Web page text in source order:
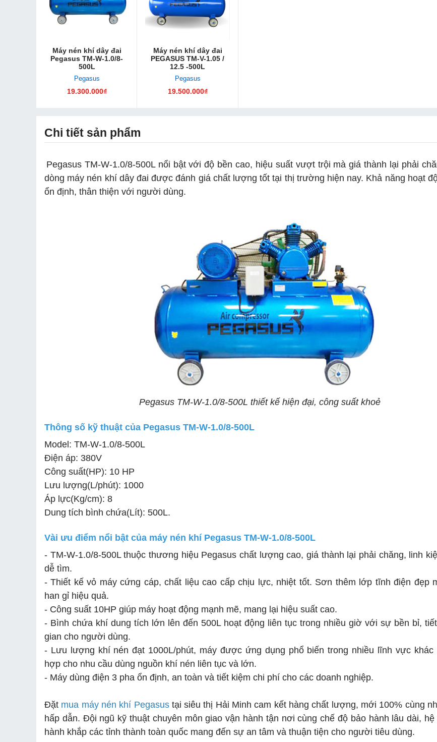
Máy nén khí dây đai
Pegasus TM-W-1.0/8-
500L
Pegasus
19.300.000₫
Máy nén khí dây đai
PEGASUS TM-V-1.05 /
12.5 -500L
Pegasus
19.500.000₫
Chi tiết sản phẩm
Pegasus TM-W-1.0/8-500L nổi bật với độ bền cao, hiệu suất vượt trội mà giá thành lại phải
dòng máy nén khí dây đai được đánh giá chất lượng tốt tại thị trường hiện nay. Khả năng hoạt
ổn định, thân thiện với người dùng.
Pegasus TM-W-1.0/8-500L thiết kế hiện đại, công suất khoẻ
Thông số kỹ thuật của Pegasus TM-W-1.0/8-500L
Model: TM-W-1.0/8-500L
Điện áp: 380V
Công suất(HP): 10 HP
Lưu lượng(L/phút): 1000
Áp lực(Kg/cm): 8
Dung tích bình chứa(Lít): 500L.
Vài ưu điểm nổi bật của máy nén khí Pegasus TM-W-1.0/8-500L
- TM-W-1.0/8-500L thuộc thương hiệu Pegasus chất lượng cao, giá thành lại phải chăng, linh
dễ tìm.
- Thiết kế vỏ máy cứng cáp, chất liệu cao cấp chịu lực, nhiệt tốt. Sơn thêm lớp tĩnh điện đẹp
han gỉ hiệu quả.
- Công suất 10HP giúp máy hoạt động mạnh mẽ, mang lại hiệu suất cao.
- Bình chứa khí dung tích lớn lên đến 500L hoạt động liên tục trong nhiều giờ với sự bền bỉ,
gian cho người dùng.
- Lưu lượng khí nén đạt 1000L/phút, máy được ứng dụng phổ biến trong nhiều lĩnh vực khác
hợp cho nhu cầu dùng nguồn khí nén liên tục và lớn.
- Máy dùng điện 3 pha ổn định, an toàn và tiết kiệm chi phí cho các doanh nghiệp.
Đặt mua máy nén khí Pegasustại siêu thị Hải Minh cam kết hàng chất lượng, mới 100% cùng
hấp dẫn. Đội ngũ kỹ thuật chuyên môn giao vận hành tận nơi cùng chế độ bảo hành lâu dài, hệ
hành khắp các tỉnh thành toàn quốc mang đến sự an tâm và thuận tiện cho người tiêu dùng.